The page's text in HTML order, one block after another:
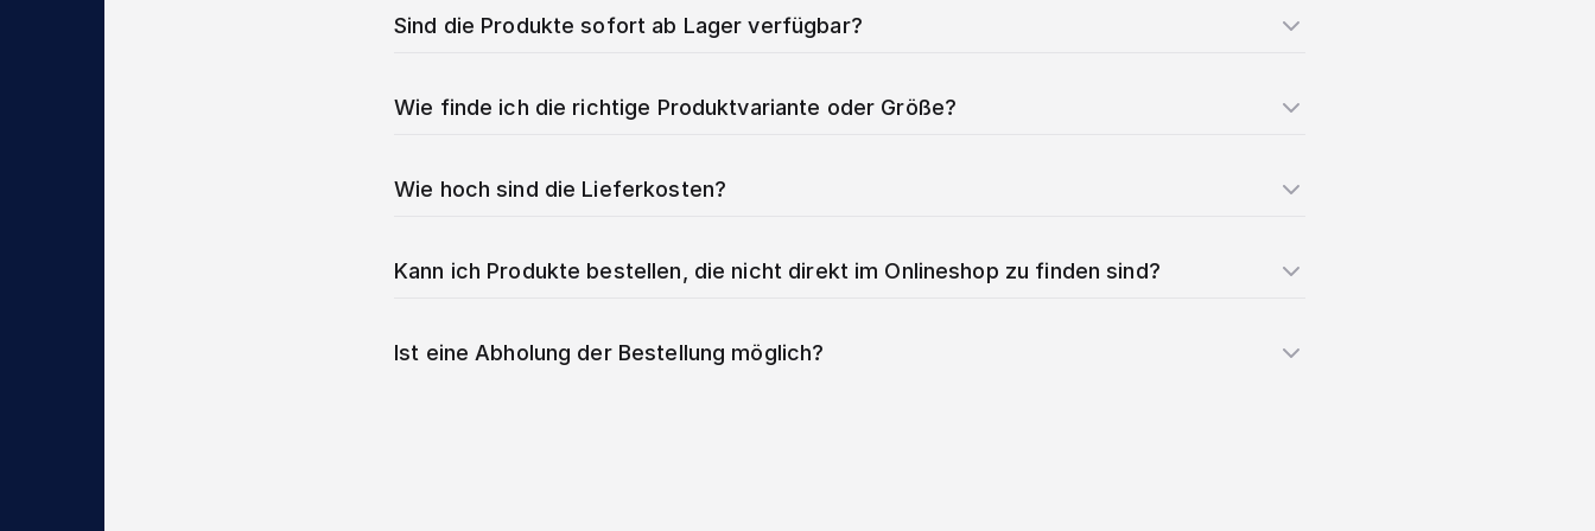
Sind die Produkte sofort ab Lager verfügbar?
Wie finde ich die richtige Produktvariante oder Größe?
Wie hoch sind die Lieferkosten?
Kann ich Produkte bestellen, die nicht direkt im Onlineshop zu finden sind?
Ist eine Abholung der Bestellung möglich?